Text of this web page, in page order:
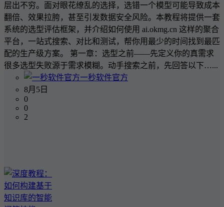
层出不穷。面对眼花缭乱的选择，选错一个模型可能导致成本
翻倍、效果拉胯，甚至引发数据安全风险。本教程将提供一套
系统的选型评估框架，并介绍如何使用 ai.okmg.cn 这样的聚合
平台，一站式搜索、对比和测试，帮你用最少的时间找到最匹
配的生产级方案。 第一章：选型之前——先定义你的真需求
很多选型失败源于需求模糊。动手搜索之前，先回答以下…...
一秒软件官方
8月5日
0
0
2